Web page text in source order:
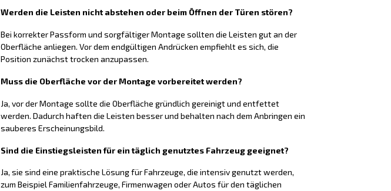
Werden die Leisten nicht abstehen oder beim Öffnen der Türen stören?
Bei korrekter Passform und sorgfältiger Montage sollten die Leisten gut an der
Oberfläche anliegen. Vor dem endgültigen Andrücken empfiehlt es sich, die
Position zunächst trocken anzupassen.
Muss die Oberfläche vor der Montage vorbereitet werden?
Ja, vor der Montage sollte die Oberfläche gründlich gereinigt und entfettet
werden. Dadurch haften die Leisten besser und behalten nach dem Anbringen ein
sauberes Erscheinungsbild.
Sind die Einstiegsleisten für ein täglich genutztes Fahrzeug geeignet?
Ja, sie sind eine praktische Lösung für Fahrzeuge, die intensiv genutzt werden,
zum Beispiel Familienfahrzeuge, Firmenwagen oder Autos für den täglichen